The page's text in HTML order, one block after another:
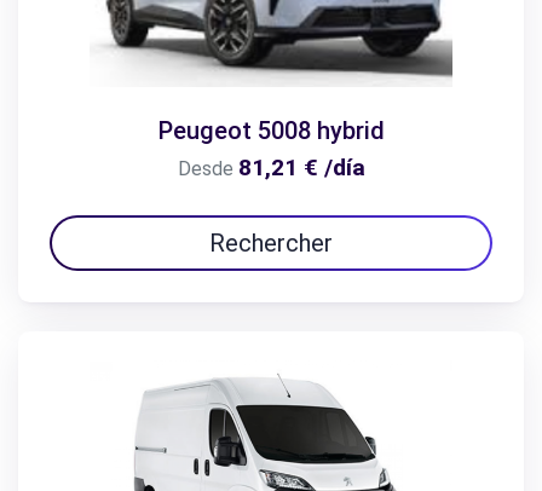
Peugeot 5008 hybrid
Desde 81,21 € /día
Rechercher